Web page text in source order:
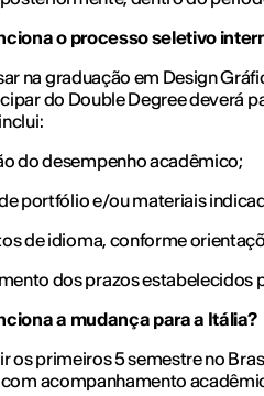
o processo seletivo
na graduação em Design
do Double Degree deverá
do desempenho acadêmico;
portfólio e/ou materiais
de idioma, conforme
dos prazos estabelecidos
a mudança para a Itália?
os primeiros 5 semestre no
com acompanhamento